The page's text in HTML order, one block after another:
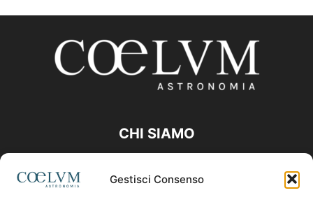
Gestisci Consenso
CHI SIAMO
Contattaci:coelumastro@coelum.com